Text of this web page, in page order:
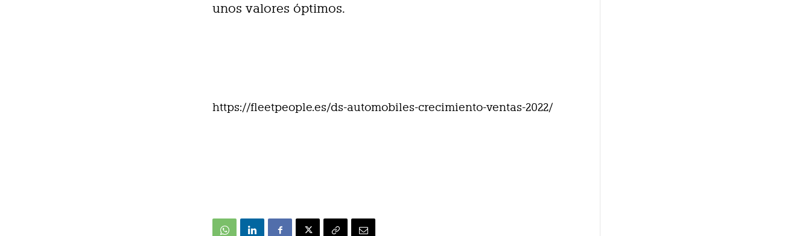
unos valores óptimos.
https://fleetpeople.es/ds-automobiles-crecimiento-ventas-2022/